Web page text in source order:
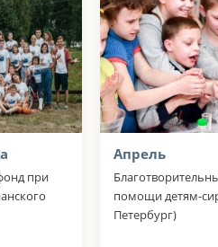
при
Апрель
помощи детям-
Петербург)